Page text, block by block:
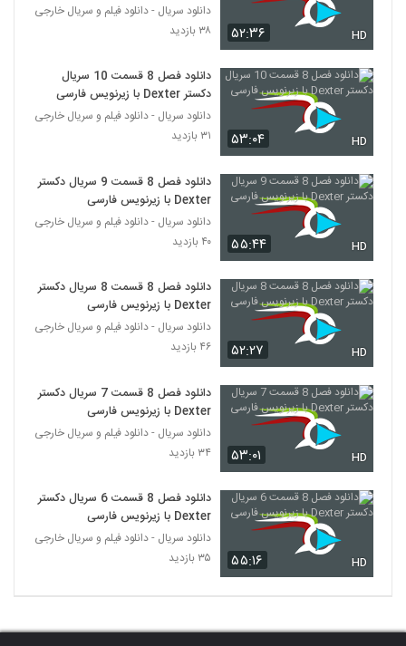
۵۲:۳۶ HD
دانلود سریال - دانلود فیلم و سریال خارجی
۳۸ بازدید
۵۳:۰۴ HD
دانلود فصل 8 قسمت 10 سریال
دکستر Dexter با زیرنویس فارسی
دانلود سریال - دانلود فیلم و سریال خارجی
۳۱ بازدید
۵۵:۴۴ HD
دانلود فصل 8 قسمت 9 سریال دکستر
Dexter با زیرنویس فارسی
دانلود سریال - دانلود فیلم و سریال خارجی
۴۰ بازدید
۵۲:۲۷ HD
دانلود فصل 8 قسمت 8 سریال دکستر
Dexter با زیرنویس فارسی
دانلود سریال - دانلود فیلم و سریال خارجی
۴۶ بازدید
۵۳:۰۱ HD
دانلود فصل 8 قسمت 7 سریال دکستر
Dexter با زیرنویس فارسی
دانلود سریال - دانلود فیلم و سریال خارجی
۳۴ بازدید
۵۵:۱۶ HD
دانلود فصل 8 قسمت 6 سریال دکستر
Dexter با زیرنویس فارسی
دانلود سریال - دانلود فیلم و سریال خارجی
۳۵ بازدید